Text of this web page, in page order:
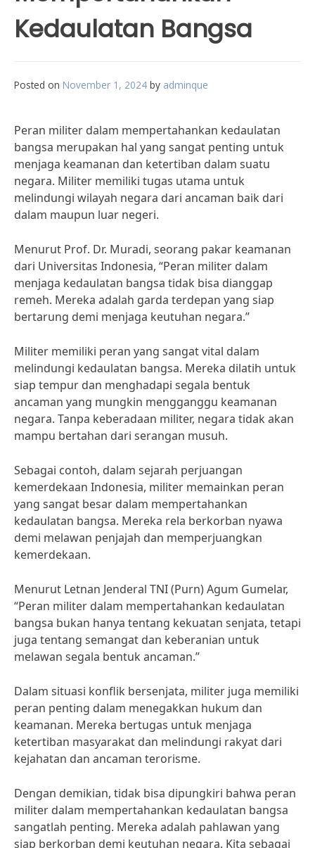
Kedaulatan Bangsa
Posted on November 1, 2024 by adminque
Peran militer dalam mempertahankan kedaulatan
bangsa merupakan hal yang sangat penting untuk
menjaga keamanan dan ketertiban dalam suatu
negara. Militer memiliki tugas utama untuk
melindungi wilayah negara dari ancaman baik dari
dalam maupun luar negeri.
Menurut Prof. Dr. Muradi, seorang pakar keamanan
dari Universitas Indonesia, “Peran militer dalam
menjaga kedaulatan bangsa tidak bisa dianggap
remeh. Mereka adalah garda terdepan yang siap
bertarung demi menjaga keutuhan negara.”
Militer memiliki peran yang sangat vital dalam
melindungi kedaulatan bangsa. Mereka dilatih untuk
siap tempur dan menghadapi segala bentuk
ancaman yang mungkin mengganggu keamanan
negara. Tanpa keberadaan militer, negara tidak akan
mampu bertahan dari serangan musuh.
Sebagai contoh, dalam sejarah perjuangan
kemerdekaan Indonesia, militer memainkan peran
yang sangat besar dalam mempertahankan
kedaulatan bangsa. Mereka rela berkorban nyawa
demi melawan penjajah dan memperjuangkan
kemerdekaan.
Menurut Letnan Jenderal TNI (Purn) Agum Gumelar,
“Peran militer dalam mempertahankan kedaulatan
bangsa bukan hanya tentang kekuatan senjata, tetapi
juga tentang semangat dan keberanian untuk
melawan segala bentuk ancaman.”
Dalam situasi konflik bersenjata, militer juga memiliki
peran penting dalam menegakkan hukum dan
keamanan. Mereka bertugas untuk menjaga
ketertiban masyarakat dan melindungi rakyat dari
kejahatan dan ancaman terorisme.
Dengan demikian, tidak bisa dipungkiri bahwa peran
militer dalam mempertahankan kedaulatan bangsa
sangatlah penting. Mereka adalah pahlawan yang
siap berkorban demi keutuhan negara. Kita sebagai